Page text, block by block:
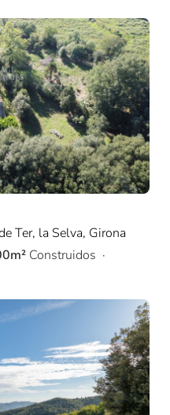
Ter, la Selva, Girona
Construidos